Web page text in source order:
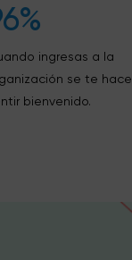
ingresas a la
se te hace
bienvenido.